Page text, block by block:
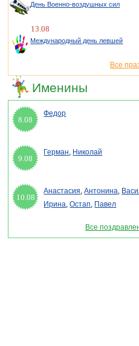
День Военно-воздушных сил
13.08
Международный день левшей
Все
Именины
8.08
Федор
9.08
Герман, Николай
10.08
Анастасия,Антонина,
Ирина,Остап, Павел
Все